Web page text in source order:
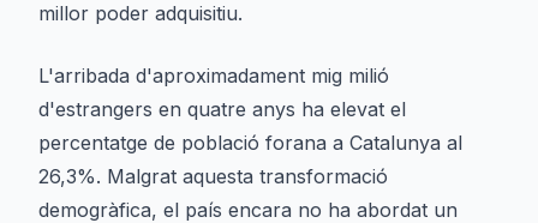
millor poder adquisitiu.
L'arribada d'aproximadament mig milió
d'estrangers en quatre anys ha elevat el
percentatge de població forana a Catalunya al
26,3%. Malgrat aquesta transformació
demogràfica, el país encara no ha abordat un